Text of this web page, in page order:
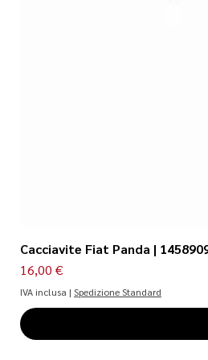
Cacciavite Fiat Panda |
Prezzo
16,00 €
IVA inclusa | Spedizione Standard